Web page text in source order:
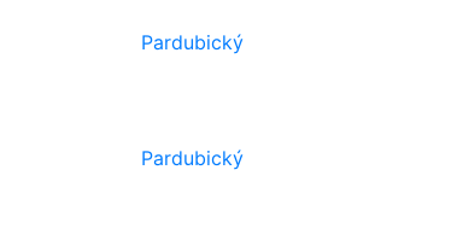
Pardubický
Pardubický